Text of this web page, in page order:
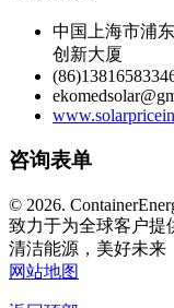
中国上海市浦
创新大厦
咨询表单
© 2026.
致力于为全球客户提
清洁能源，美好未来
网站地图